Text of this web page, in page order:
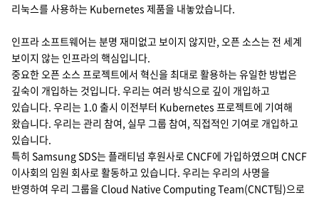
리눅스를 사용하는 Kubernetes 제품을 내놓았습니다.
인프라 소프트웨어는 분명 재미없고 보이지 않지만, 오픈 소스는 전 세계
보이지 않는 인프라의 핵심입니다.
중요한 오픈 소스 프로젝트에서 혁신을 최대로 활용하는 유일한 방법은
깊숙이 개입하는 것입니다. 우리는 여러 방식으로 깊이 개입하고
있습니다. 우리는 1.0 출시 이전부터 Kubernetes 프로젝트에 기여해
왔습니다. 우리는 관리 참여, 실무 그룹 참여, 직접적인 기여로 개입하고
있습니다.
특히 Samsung SDS는 플래티넘 후원사로 CNCF에 가입하였으며 CNCF
이사회의 임원 회사로 활동하고 있습니다. 우리는 우리의 사명을
반영하여 우리 그룹을 Cloud Native Computing Team(CNCT팀)으로